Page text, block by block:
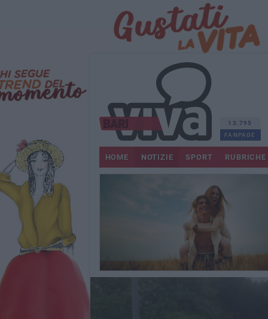
13.795
FANPAGE
HOME NOTIZIE SPORT RUBRICHE